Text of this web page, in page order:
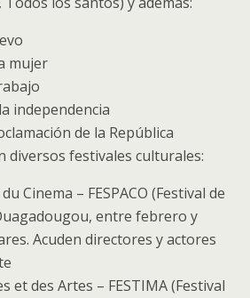
mujer
independencia
de la República
diversos festivales culturales:
Cinema – FESPACO (Festival de
entre febrero y
Acuden directores y actores
et des Artes – FESTIMA (Festival